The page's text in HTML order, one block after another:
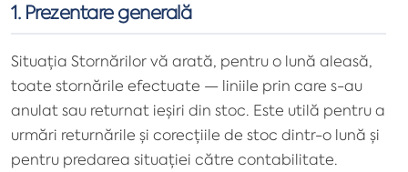
1. Prezentare generală
Situația Stornărilor vă arată, pentru o lună aleasă,
toate stornările efectuate — liniile prin care s-au
anulat sau returnat ieșiri din stoc. Este utilă pentru a
urmări returnările și corecțiile de stoc dintr-o lună și
pentru predarea situației către contabilitate.